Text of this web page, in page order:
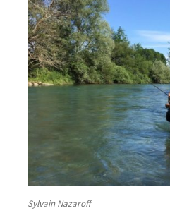
Sylvain Nazaroff